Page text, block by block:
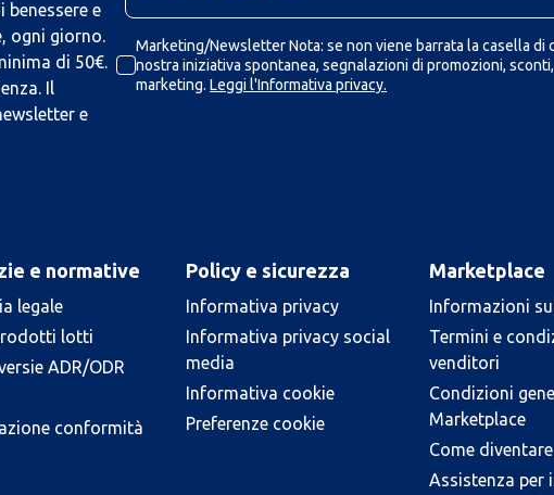
e
ogni giorno.
di 50€.
Il
e
Marketing/Newsletter Nota: se non viene barrata la casella di
nostra iniziativa spontanea, segnalazioni di promozioni,
marketing. Leggi l'Informativa privacy.
e normative
legale
lotti
ADR/ODR
conformità
Policy e sicurezza
Informativa privacy
Informativa privacy social
media
Informativa cookie
Preferenze cookie
Marketplace
Informazioni
Termini e
venditori
Condizioni
Marketplace
Come
Assistenza per